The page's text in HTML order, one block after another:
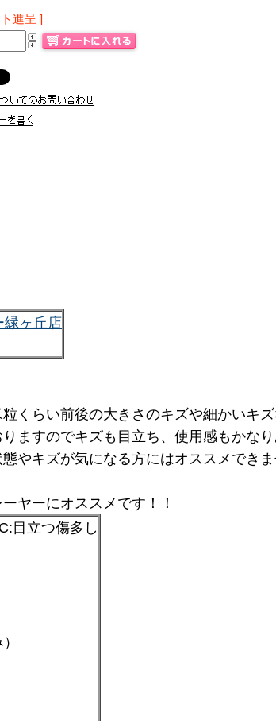
進呈 ]
緑ヶ丘店
くらい前後の大きさのキズや細かいキ
ますのでキズも目立ち、使用感もかな
やキズが気になる方にはオススメできま
ヤーにオススメです！！
目立つ傷多し